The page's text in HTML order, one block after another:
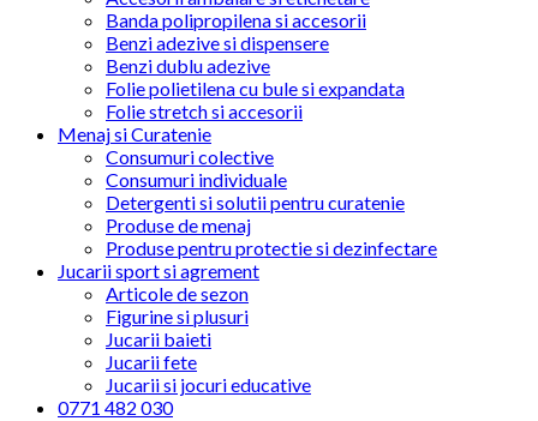
Banda polipropilena si accesorii
Benzi adezive si dispensere
Benzi dublu adezive
Folie polietilena cu bule si expandata
Folie stretch si accesorii
Menaj si Curatenie
Consumuri colective
Consumuri individuale
Detergenti si solutii pentru curatenie
Produse de menaj
Produse pentru protectie si dezinfectare
Jucarii sport si agrement
Articole de sezon
Figurine si plusuri
Jucarii baieti
Jucarii fete
Jucarii si jocuri educative
0771 482 030